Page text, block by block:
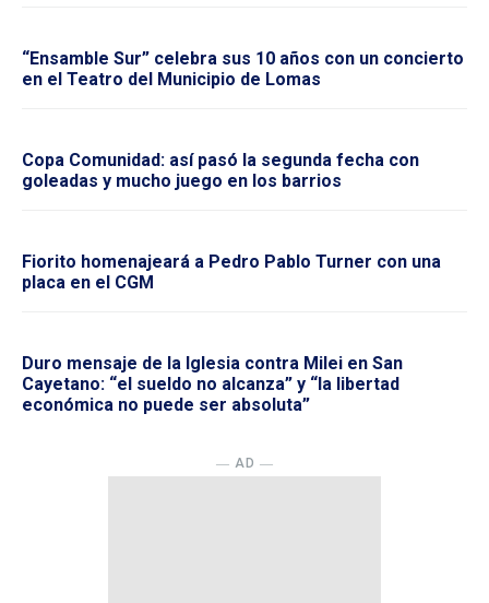
“Ensamble Sur” celebra sus 10 años con un concierto
en el Teatro del Municipio de Lomas
Copa Comunidad: así pasó la segunda fecha con
goleadas y mucho juego en los barrios
Fiorito homenajeará a Pedro Pablo Turner con una
placa en el CGM
Duro mensaje de la Iglesia contra Milei en San
Cayetano: “el sueldo no alcanza” y “la libertad
económica no puede ser absoluta”
― AD ―